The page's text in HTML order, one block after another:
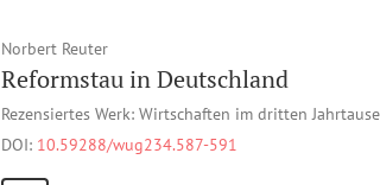
Norbert Reuter
Reformstau in Deutschland
Rezensiertes Werk: Wirtschaften im dritten
DOI: 10.59288/wug234.587-591